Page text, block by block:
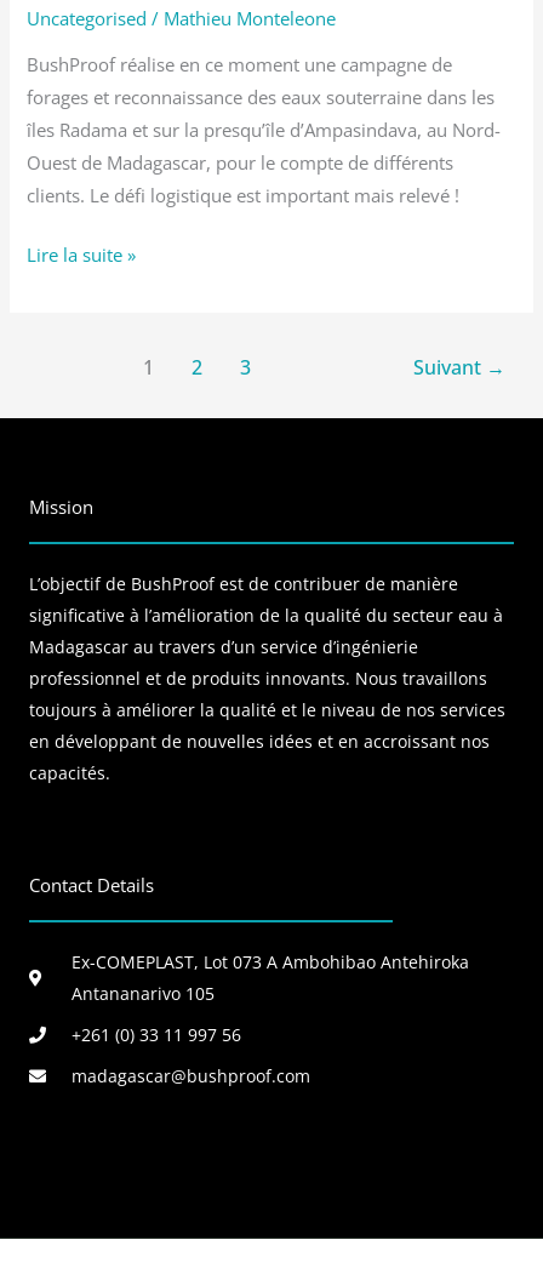
Uncategorised / Mathieu Monteleone
BushProof réalise en ce moment une campagne de
forages et reconnaissance des eaux souterraine dans les
îles Radama et sur la presqu’île d’Ampasindava, au Nord-
Ouest de Madagascar, pour le compte de différents
clients. Le défi logistique est important mais relevé !
Lire la suite »
1 2 3 Suivant →
Mission
L’objectif de BushProof est de contribuer de manière
significative à l’amélioration de la qualité du secteur eau à
Madagascar au travers d’un service d’ingénierie
professionnel et de produits innovants. Nous travaillons
toujours à améliorer la qualité et le niveau de nos services
en développant de nouvelles idées et en accroissant nos
capacités.
Contact Details
Ex-COMEPLAST, Lot 073 A Ambohibao Antehiroka
Antananarivo 105
+261 (0) 33 11 997 56
madagascar@bushproof.com